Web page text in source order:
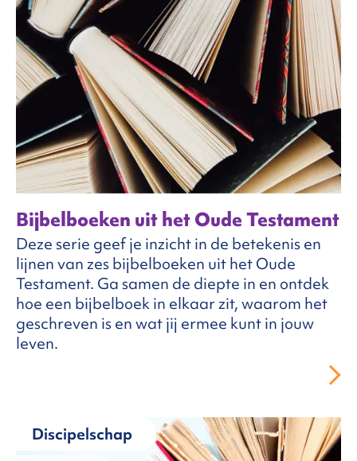
Bijbelboeken uit het Oude Testament
Deze serie geef je inzicht in de betekenis en
lijnen van zes bijbelboeken uit het Oude
Testament. Ga samen de diepte in en ontdek
hoe een bijbelboek in elkaar zit, waarom het
geschreven is en wat jij ermee kunt in jouw
leven.
Discipelschap